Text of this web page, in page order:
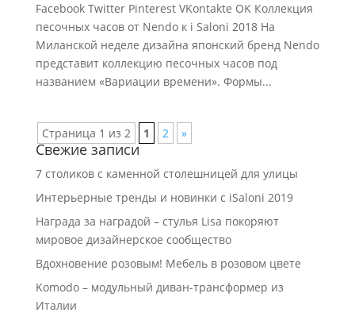
Facebook Twitter Pinterest VKontakte OK Коллекция
песочных часов от Nendo к i Saloni 2018 На
Миланской неделе дизайна японский бренд Nendo
представит коллекцию песочных часов под
названием «Вариации времени». Формы...
Страница 1 из 2 1 2 »
Свежие записи
7 столиков с каменной столешницей для улицы
Интерьерные тренды и новинки с iSaloni 2019
Награда за наградой – стулья Lisa покоряют
мировое дизайнерское сообщество
Вдохновение розовым! Мебель в розовом цвете
Komodo – модульный диван-трансформер из
Италии